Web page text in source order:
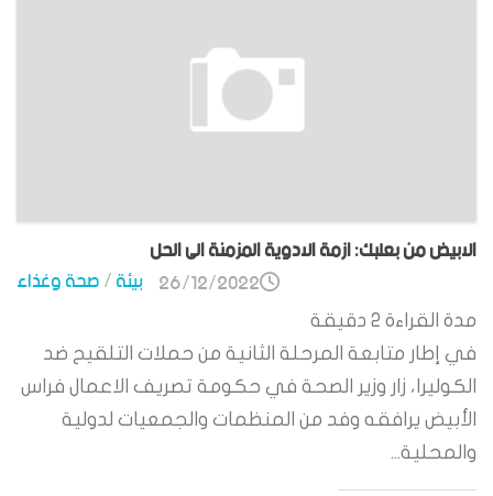
الابيض من بعلبك: ازمة الادوية المزمنة الى الحل
بيئة/صحة وغذاء 26/12/2022
مدة القراءة 2 دقيقة
في إطار متابعة المرحلة الثانية من حملات التلقيح ضد
الكوليرا، زار وزير الصحة في حكومة تصريف الاعمال فراس
الأبيض يرافقه وفد من المنظمات والجمعيات لدولية
والمحلية...